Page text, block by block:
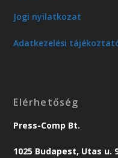
Jogi nyilatkozat
Adatkezelési
Elérhetőség
Press-Comp Bt.
1025 Budapest, Utas u.